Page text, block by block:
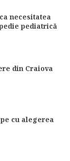
necesitatea
pediatrică
din Craiova
cu alegerea